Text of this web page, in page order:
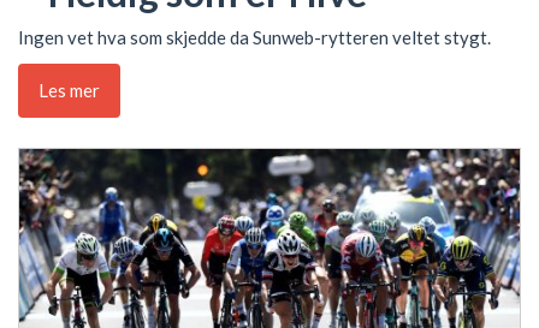
Ingen vet hva som skjedde da Sunweb-rytteren veltet stygt.
Les mer